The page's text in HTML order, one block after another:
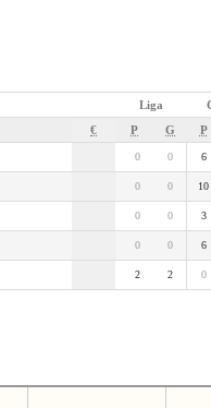
Liga
€ P G P
0 0 6
0 0 10
0 0 3
0 0 6
2 2 0